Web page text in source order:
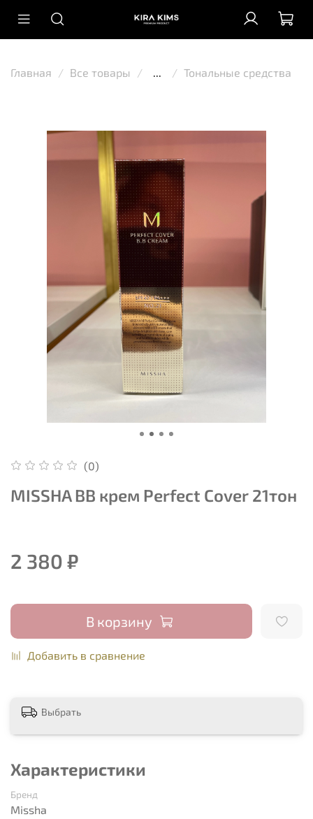
Главная Все товары ... Тональные средства
(0)
MISSHA BB крем Perfect Cover 21тон
2 380 ₽
В корзину
Добавить в сравнение
Выбрать
Характеристики
Бренд
Missha